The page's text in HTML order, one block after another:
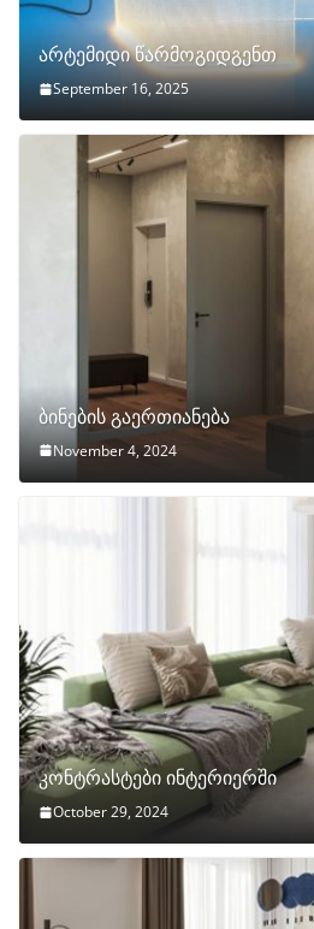
არტემიდი წარმოგიდგენთ
September 16, 2025
ბინების გაერთიანება
November 4, 2024
კონტრასტები ინტერიერში
October 29, 2024